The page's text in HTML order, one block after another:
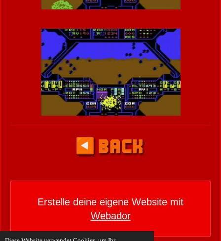
Erstelle deine eigene Website mit
Webador